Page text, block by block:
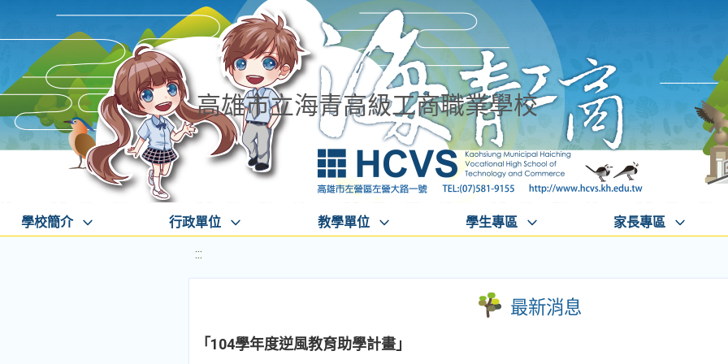
高雄市立海青高級工商職業學校
學校簡介 行政單位 教學單位 學生專區 家長專區
:::
最新消息
「104學年度逆風教育助學計畫」